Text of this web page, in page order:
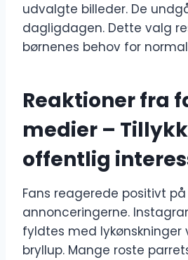
udvalgte billeder. De
dagligdagen. Dette valg
børnenes behov for
Reaktioner fra
medier –
offentlig
Fans reagerede positivt på
annonceringerne.
fyldtes med lykønskninger
bryllup. Mange roste